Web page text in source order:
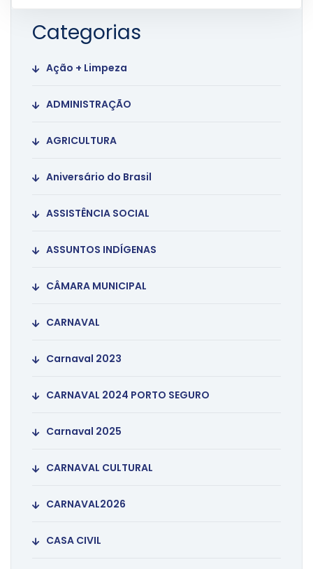
Categorias
Ação + Limpeza
ADMINISTRAÇÃO
AGRICULTURA
Aniversário do Brasil
ASSISTÊNCIA SOCIAL
ASSUNTOS INDÍGENAS
CÂMARA MUNICIPAL
CARNAVAL
Carnaval 2023
CARNAVAL 2024 PORTO SEGURO
Carnaval 2025
CARNAVAL CULTURAL
CARNAVAL2026
CASA CIVIL